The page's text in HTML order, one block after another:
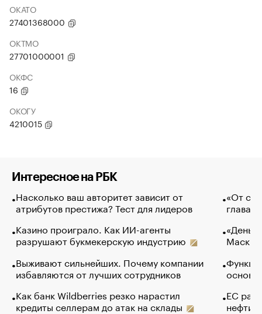
ОКАТО
27401368000
ОКТМО
27701000001
ОКФС
16
ОКОГУ
4210015
Интересное на РБК
Насколько ваш авторитет зависит от
атрибутов престижа? Тест для лидеров
Казино проиграло. Как ИИ-агенты
разрушают букмекерскую индустрию
Выживают сильнейших. Почему компании
избавляются от лучших сотрудников
Как банк Wildberries резко нарастил
кредиты селлерам до атак на склады
«От
глава
Маск в
основ
ЕС
нефти